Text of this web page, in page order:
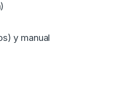
y manual